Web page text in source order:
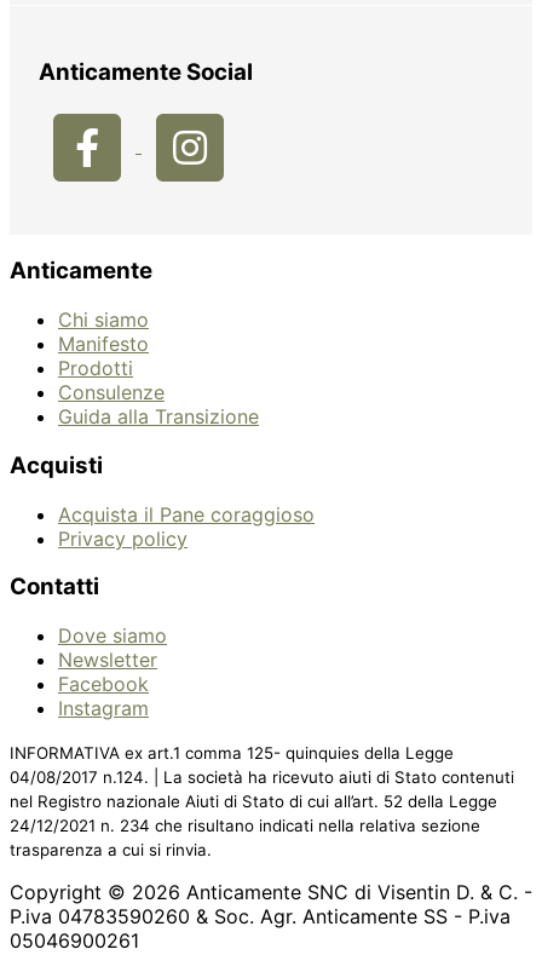
Anticamente Social
Anticamente
Chi siamo
Manifesto
Prodotti
Consulenze
Guida alla Transizione
Acquisti
Acquista il Pane coraggioso
Privacy policy
Contatti
Dove siamo
Newsletter
Facebook
Instagram
INFORMATIVA ex art.1 comma 125- quinquies della Legge
04/08/2017 n.124. | La società ha ricevuto aiuti di Stato contenuti
nel Registro nazionale Aiuti di Stato di cui all’art. 52 della Legge
24/12/2021 n. 234 che risultano indicati nella relativa sezione
trasparenza a cui si rinvia.
Copyright © 2026 Anticamente SNC di Visentin D. & C. -
P.iva 04783590260 & Soc. Agr. Anticamente SS - P.iva
05046900261